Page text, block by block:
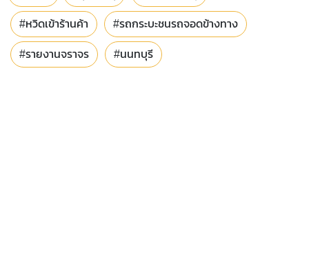
#หวิดเข้าร้านค้า #รถกระบะชนรถจอดข้างทาง
#รายงานจราจร #นนทบุรี